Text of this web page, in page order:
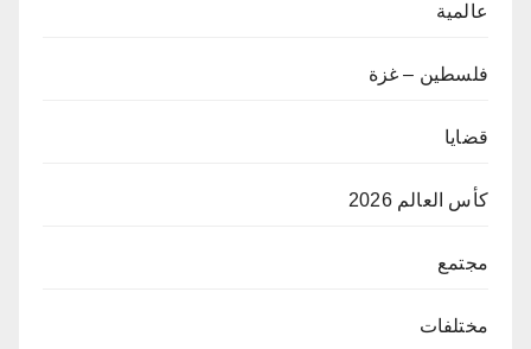
عالمية
فلسطين – غزة
قضايا
كأس العالم 2026
مجتمع
مختلفات